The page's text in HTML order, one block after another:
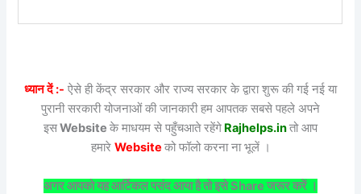
ध्यान दें :- ऐसे ही केंद्र सरकार और राज्य सरकार के द्वारा शुरू की गई नई या
पुरानी सरकारी योजनाओं की जानकारी हम आपतक सबसे पहले अपने
इसWebsite के माधयम से पहुँचआते रहेंगे Rajhelps.inतो आप
हमारे Website को फॉलो करना ना भूलें ।
अगर आपको यह आर्टिकल पसंद आया है तो इसे Share जरूर करें ।